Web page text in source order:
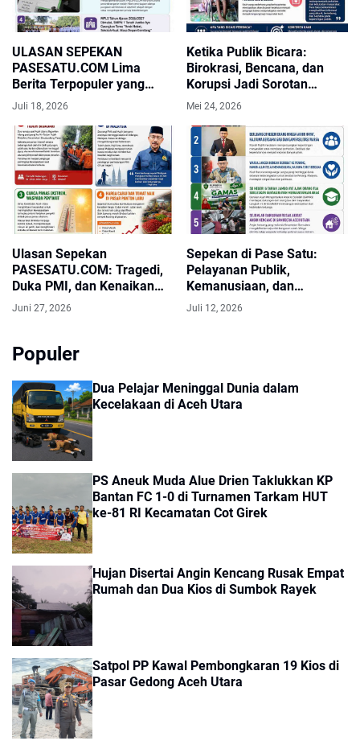
ULASAN SEPEKAN
PASESATU.COM Lima
Berita Terpopuler yang
Menjadi Perhatian Publik
Juli 18, 2026
Ketika Publik Bicara:
Birokrasi, Bencana, dan
Korupsi Jadi Sorotan
Utama Pekan Ini
Mei 24, 2026
Ulasan Sepekan
PASESATU.COM: Tragedi,
Duka PMI, dan Kenaikan
Harga Pangan Jadi Sorotan
Pembaca
Juni 27, 2026
Sepekan di Pase Satu:
Pelayanan Publik,
Kemanusiaan, dan
Pendidikan Menjadi Fokus
Pemberitaan
Juli 12, 2026
Populer
Dua Pelajar Meninggal Dunia dalam
Kecelakaan di Aceh Utara
PS Aneuk Muda Alue Drien Taklukkan KP
Bantan FC 1-0 di Turnamen Tarkam HUT
ke-81 RI Kecamatan Cot Girek
Hujan Disertai Angin Kencang Rusak Empat
Rumah dan Dua Kios di Sumbok Rayek
Satpol PP Kawal Pembongkaran 19 Kios di
Pasar Gedong Aceh Utara